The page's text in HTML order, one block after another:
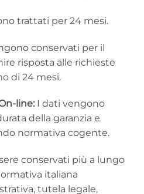
trattati per 24 mesi.
conservati per il
risposta alle richieste
di 24 mesi.
line: I dati vengono
della garanzia e
normativa cogente.
conservati più a lungo
italiana
tutela legale,